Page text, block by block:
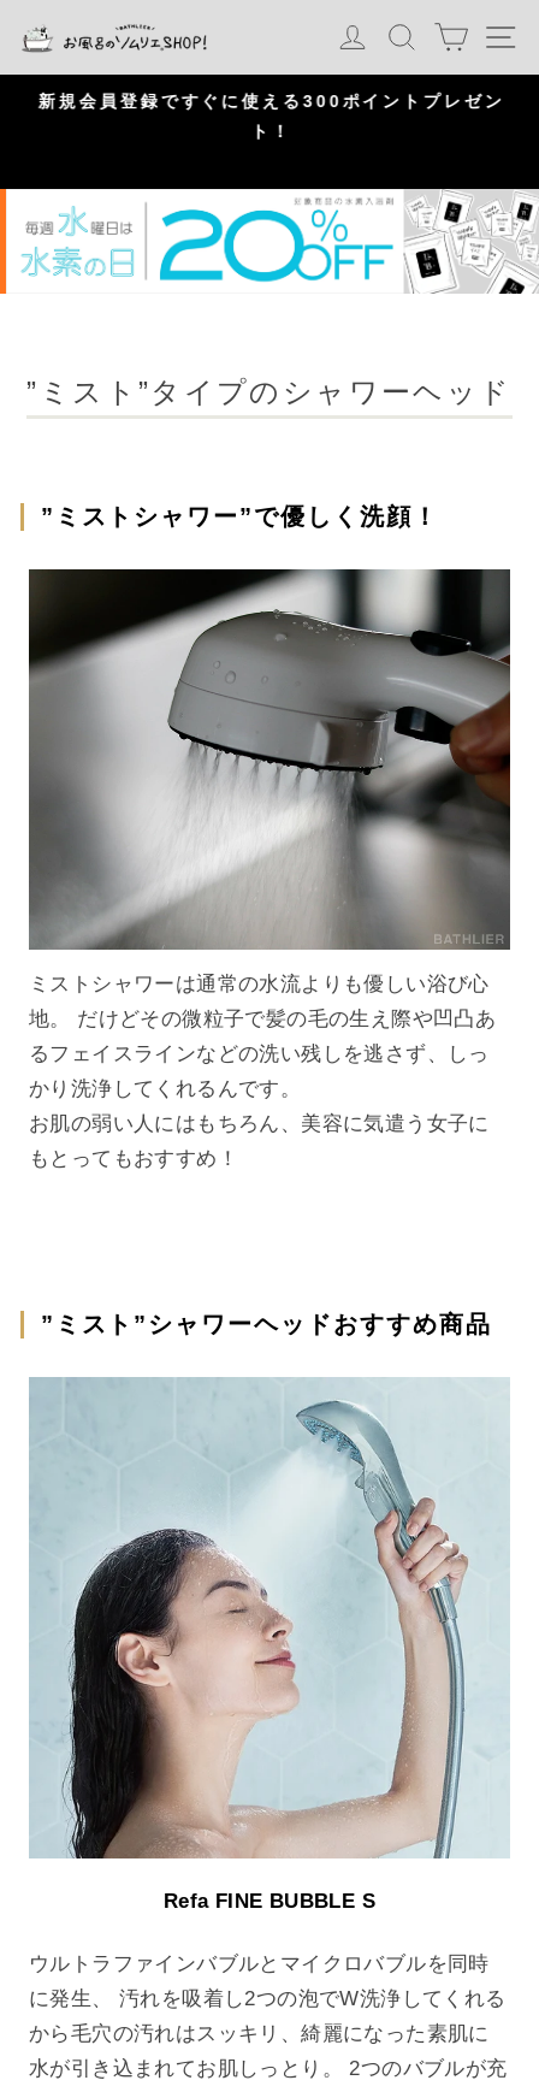
ログイン
検索 カート
P
e
新規会員登録ですぐに使える300ポイントプレゼン
ト！
”ミスト”タイプのシャワーヘッド
”ミストシャワー”で優しく洗顔！
ミストシャワーは通常の水流よりも優しい浴び心
地。 だけどその微粒子で髪の毛の生え際や凹凸あ
るフェイスラインなどの洗い残しを逃さず、しっ
かり洗浄してくれるんです。
お肌の弱い人にはもちろん、美容に気遣う女子に
もとってもおすすめ！
”ミスト”シャワーヘッドおすすめ商品
Refa FINE BUBBLE S
ウルトラファインバブルとマイクロバブルを同時
に発生、 汚れを吸着し2つの泡でW洗浄してくれる
から毛穴の汚れはスッキリ、綺麗になった素肌に
水が引き込まれてお肌しっとり。 2つのバブルが充